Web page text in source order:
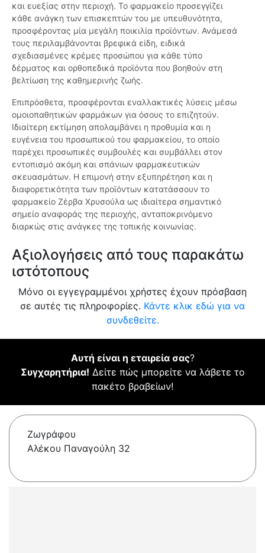
και ευεξίας στην περιοχή. Το φαρμακείο προσεγγίζει
κάθε ανάγκη των επισκεπτών του με υπευθυνότητα,
προσφέροντας μία μεγάλη ποικιλία προϊόντων. Ανάμεσά
τους περιλαμβάνονται βρεφικά είδη, ειδικά
σχεδιασμένες κρέμες προσώπου για κάθε τύπο
δέρματος και ορθοπεδικά προϊόντα που βοηθούν στη
βελτίωση της καθημερινής ζωής.
Επιπρόσθετα, προσφέρονται εναλλακτικές λύσεις μέσω
ομοιοπαθητικών φαρμάκων για όσους το επιζητούν.
Ιδιαίτερη εκτίμηση απολαμβάνει η προθυμία και η
ευγένεια του προσωπικού του φαρμακείου, το οποίο
παρέχει προσωπικές συμβουλές και συμβάλλει στον
εντοπισμό ακόμη και σπάνιων φαρμακευτικών
σκευασμάτων. Η επιμονή στην εξυπηρέτηση και η
διαφορετικότητα των προϊόντων κατατάσσουν το
φαρμακείο Ζέρβα Χρυσούλα ως ιδιαίτερα σημαντικό
σημείο αναφοράς της περιοχής, ανταποκρινόμενο
διαρκώς στις ανάγκες της τοπικής κοινωνίας.
Αξιολογήσεις από τους παρακάτω
ιστότοπους
Μόνο οι εγγεγραμμένοι χρήστες έχουν πρόσβαση
σε αυτές τις πληροφορίες. Κάντε κλικ εδώ για να
συνδεθείτε.
Αυτή είναι η εταιρεία σας?
Συγχαρητήρια! Δείτε πώς μπορείτε να λάβετε το
πακέτο βραβείων!
Ζωγράφου
Αλέκου Παναγούλη 32